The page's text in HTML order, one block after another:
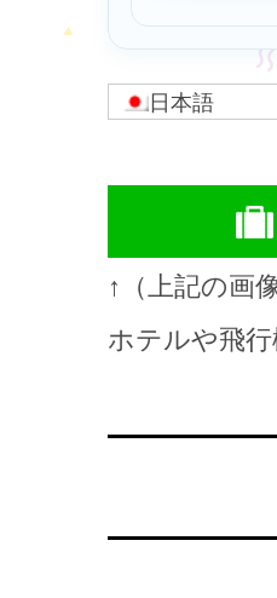
日本語
↑（上記の画
ホテルや飛